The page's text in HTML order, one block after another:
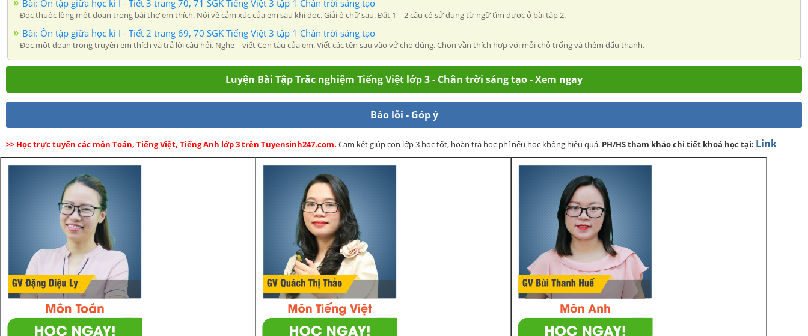
Bài: Ôn tập giữa học kì I - Tiết 3 trang 70, 71 SGK Tiếng Việt 3 tập 1 Chân trời sáng tạo
Đọc thuộc lòng một đoạn trong bài thơ em thích. Nói về cảm xúc của em sau khi đọc. Giải ô chữ sau. Đặt 1 – 2 câu có sử dụng từ ngữ tìm được ở bài tập 2.
Bài: Ôn tập giữa học kì I - Tiết 2 trang 69, 70 SGK Tiếng Việt 3 tập 1 Chân trời sáng tạo
Đọc một đoạn trong truyện em thích và trả lời câu hỏi. Nghe – viết Con tàu của em. Viết các tên sau vào vở cho đúng. Chọn vần thích hợp với mỗi chỗ trống và thêm dấu thanh.
Luyện Bài Tập Trắc nghiệm Tiếng Việt lớp 3 - Chân trời sáng tạo - Xem ngay
Báo lỗi - Góp ý
>> Học trực tuyến các môn Toán, Tiếng Việt, Tiếng Anh lớp 3 trên Tuyensinh247.com. Cam kết giúp con lớp 3 học tốt, hoàn trả học phí nếu học không hiệu quả. PH/HStham khảo chi tiết khoá học tại: Link